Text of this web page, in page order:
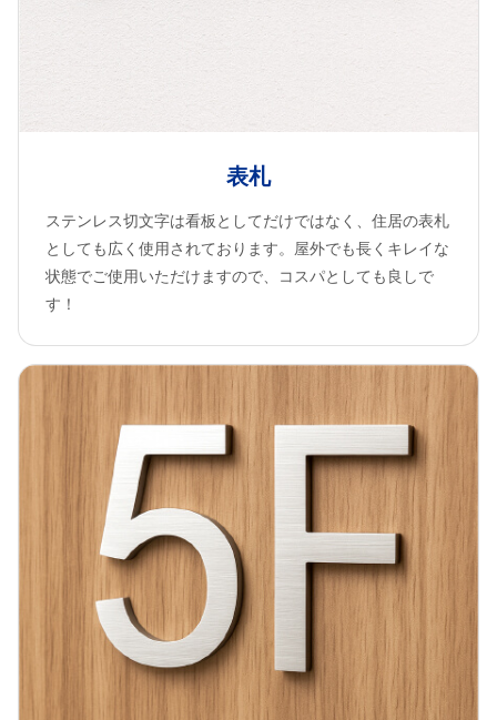
表札
ステンレス切文字は看板としてだけではなく、住居の表札
としても広く使用されております。屋外でも長くキレイな
状態でご使用いただけますので、コスパとしても良しで
す！